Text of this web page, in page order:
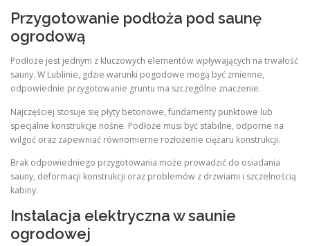
Przygotowanie podłoża pod saunę
ogrodową
Podłoże jest jednym z kluczowych elementów wpływających na trwałość
sauny. W Lublinie, gdzie warunki pogodowe mogą być zmienne,
odpowiednie przygotowanie gruntu ma szczególne znaczenie.
Najczęściej stosuje się płyty betonowe, fundamenty punktowe lub
specjalne konstrukcje nośne. Podłoże musi być stabilne, odporne na
wilgoć oraz zapewniać równomierne rozłożenie ciężaru konstrukcji.
Brak odpowiedniego przygotowania może prowadzić do osiadania
sauny, deformacji konstrukcji oraz problemów z drzwiami i szczelnością
kabiny.
Instalacja elektryczna w saunie
ogrodowej